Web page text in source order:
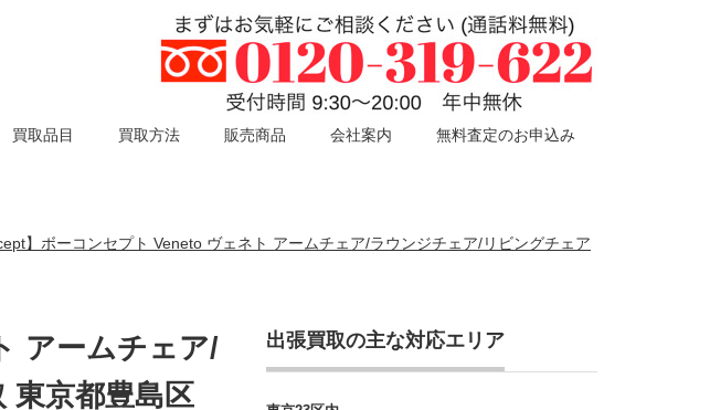
買取品目 買取方法 販売商品 会社案内 無料査定のお申込み
】ボーコンセプト Veneto ヴェネト アームチェア/ラウンジチェア/リビングチェア
アームチェア/
東京都豊島区
出張買取の主な対応エリア